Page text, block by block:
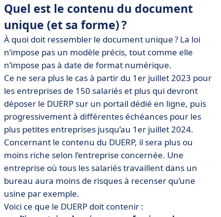
Quel est le contenu du document
unique (et sa forme) ?
À quoi doit ressembler le document unique ? La loi
n’impose pas un modèle précis, tout comme elle
n’impose pas à date de format numérique.
Ce ne sera plus le cas à partir du 1er juillet 2023 pour
les entreprises de 150 salariés et plus qui devront
déposer le DUERP sur un portail dédié en ligne, puis
progressivement à différentes échéances pour les
plus petites entreprises jusqu’au 1er juillet 2024.
Concernant le contenu du DUERP, il sera plus ou
moins riche selon l’entreprise concernée. Une
entreprise où tous les salariés travaillent dans un
bureau aura moins de risques à recenser qu’une
usine par exemple.
Voici ce que le DUERP doit contenir :